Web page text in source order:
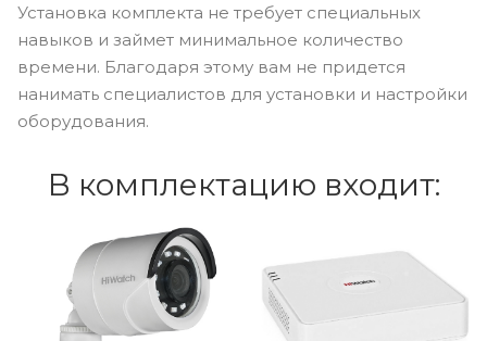
Установка комплекта не требует специальных
навыков и займет минимальное количество
времени. Благодаря этому вам не придется
нанимать специалистов для установки и настройки
оборудования.
В комплектацию входит: